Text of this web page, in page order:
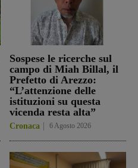
Sospese le ricerche sul
campo di Miah Billal, il
Prefetto di Arezzo:
“L’attenzione delle
istituzioni su questa
vicenda resta alta”
Cronaca 6 Agosto 2026